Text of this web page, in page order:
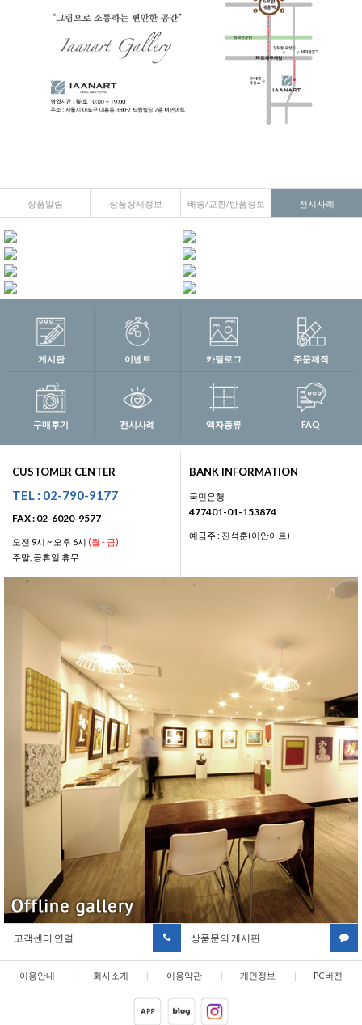
상품알림 상품상세정보 배송/교환/반품정보 전시사례
게시판 이벤트 카달로그 주문제작
구매후기 전시사례 액자종류 FAQ
CUSTOMER CENTER
TEL : 02-790-9177
FAX : 02-6020-9577
오전 9시 ~ 오후 6시 (월 - 금)
주말, 공휴일 휴무
BANK INFORMATION
국민은행
477401-01-153874
예금주 : 진석훈(이안아트)
고객센터 연결 상품문의 게시판
이용안내 회사소개 이용약관 개인정보 PC버젼